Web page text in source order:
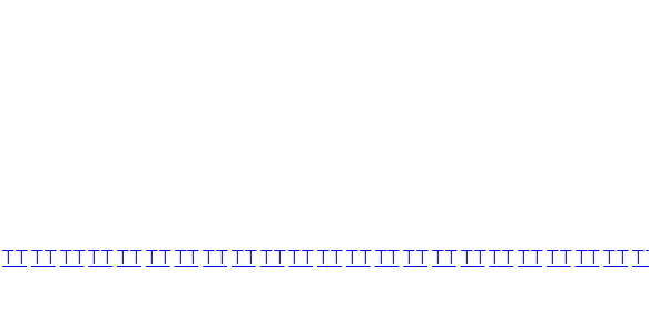
TTTTTTTTTTTTTTTTTTTTTTTTTTTTTTTTTTTTTTTTTTTT